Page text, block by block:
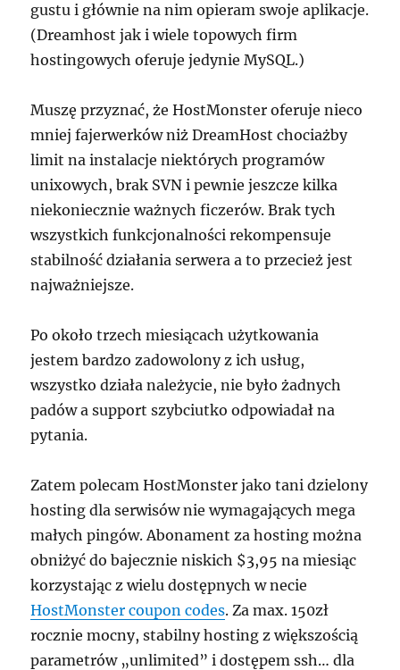
gustu i głównie na nim opieram swoje aplikacje.
(Dreamhost jak i wiele topowych firm
hostingowych oferuje jedynie MySQL.)
Muszę przyznać, że HostMonster oferuje nieco
mniej fajerwerków niż DreamHost chociażby
limit na instalacje niektórych programów
unixowych, brak SVN i pewnie jeszcze kilka
niekoniecznie ważnych ficzerów. Brak tych
wszystkich funkcjonalności rekompensuje
stabilność działania serwera a to przecież jest
najważniejsze.
Po około trzech miesiącach użytkowania
jestem bardzo zadowolony z ich usług,
wszystko działa należycie, nie było żadnych
padów a support szybciutko odpowiadał na
pytania.
Zatem polecam HostMonster jako tani dzielony
hosting dla serwisów nie wymagających mega
małych pingów. Abonament za hosting można
obniżyć do bajecznie niskich $3,95 na miesiąc
korzystając z wielu dostępnych w necie
HostMonster coupon codes. Za max. 150zł
rocznie mocny, stabilny hosting z większością
parametrów „unlimited” i dostępem ssh… dla